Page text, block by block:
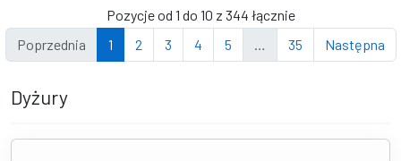
Pozycje od 1 do 10 z 344 łącznie
Poprzednia
1 2 3 4 5 35 Następna
Dyżury